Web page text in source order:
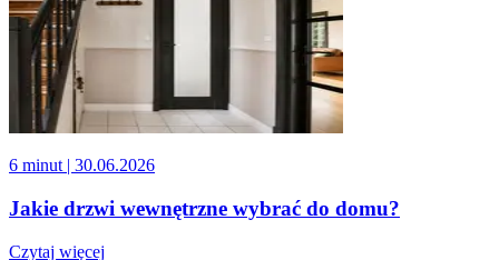
6 minut | 30.06.2026
Jakie drzwi wewnętrzne wybrać do domu?
Czytaj więcej